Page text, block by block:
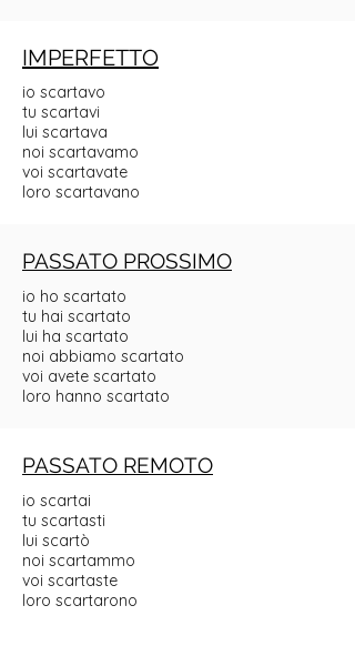
IMPERFETTO
io scartavo
tu scartavi
lui scartava
noi scartavamo
voi scartavate
loro scartavano
PASSATO PROSSIMO
io ho scartato
tu hai scartato
lui ha scartato
noi abbiamo scartato
voi avete scartato
loro hanno scartato
PASSATO REMOTO
io scartai
tu scartasti
lui scartò
noi scartammo
voi scartaste
loro scartarono